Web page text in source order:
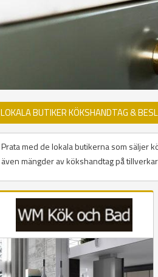
LOKALA BUTIKER KÖKSHANDTAG &
Prata med de lokala butikerna som säljer
även mängder av kökshandtag på